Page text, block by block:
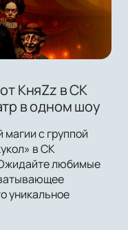
КняZz в СК
в одном шоу
с группой
в СК
любимые
уникальное